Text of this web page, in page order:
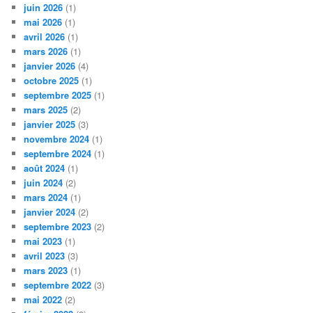
juin 2026 (1)
mai 2026 (1)
avril 2026 (1)
mars 2026 (1)
janvier 2026 (4)
octobre 2025 (1)
septembre 2025 (1)
mars 2025 (2)
janvier 2025 (3)
novembre 2024 (1)
septembre 2024 (1)
août 2024 (1)
juin 2024 (2)
mars 2024 (1)
janvier 2024 (2)
septembre 2023 (2)
mai 2023 (1)
avril 2023 (3)
mars 2023 (1)
septembre 2022 (3)
mai 2022 (2)